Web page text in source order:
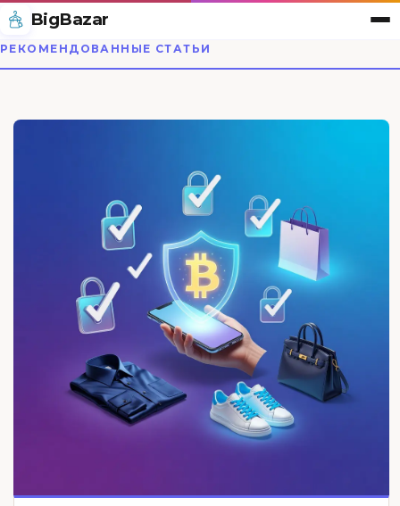
BigBazar
BigBazar — магазин
РЕКОМЕНДОВАННЫЕ СТАТЬИ